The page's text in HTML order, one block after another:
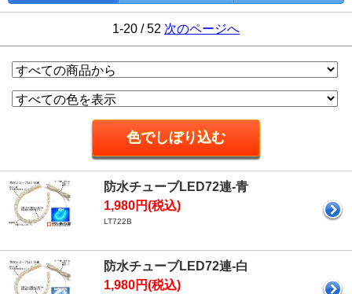
1-20 / 52 次のページへ
防水チューブLED72連-青
1,980円(税込)
LT722B
防水チューブLED72連-白
1,980円(税込)